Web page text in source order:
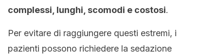
complessi, lunghi, scomodi e costosi.
Per evitare di raggiungere questi estremi, i
pazienti possono richiedere la sedazione